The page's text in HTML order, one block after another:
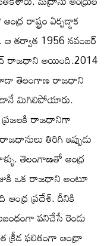
రాష్ట్రం ఏర్పడ్డాక
ఆ తర్వాత 1956 నవంబర్
రాజధాని అయింది.2014
తెలంగాణ రాజధాని
మిగిలిపోయారు.
ప్రజలకి రాజధానిగా
తిరిగి ఇప్పుడు
తెలంగాణతో ఆంధ్ర
ఒక రాజధాని అంటూ
ప్రదేశ్. దీనికి
పనిచేసే రెండు
క్రీడ ఫలితంగా ఆంధ్రా